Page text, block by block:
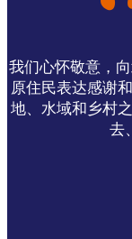
我们心怀敬意，
原住民表达感谢
地、水域和乡村
去